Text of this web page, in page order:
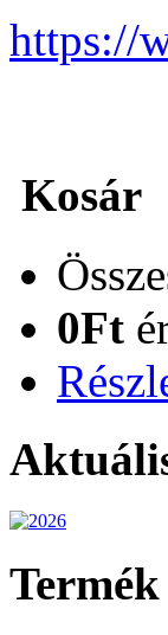
https://
Kosár
0Ft